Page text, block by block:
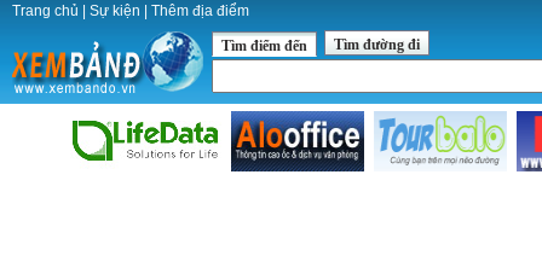
Trang chủ Sự kiện Thêm địa điểm
Tìm điểm đến Tìm đường đi